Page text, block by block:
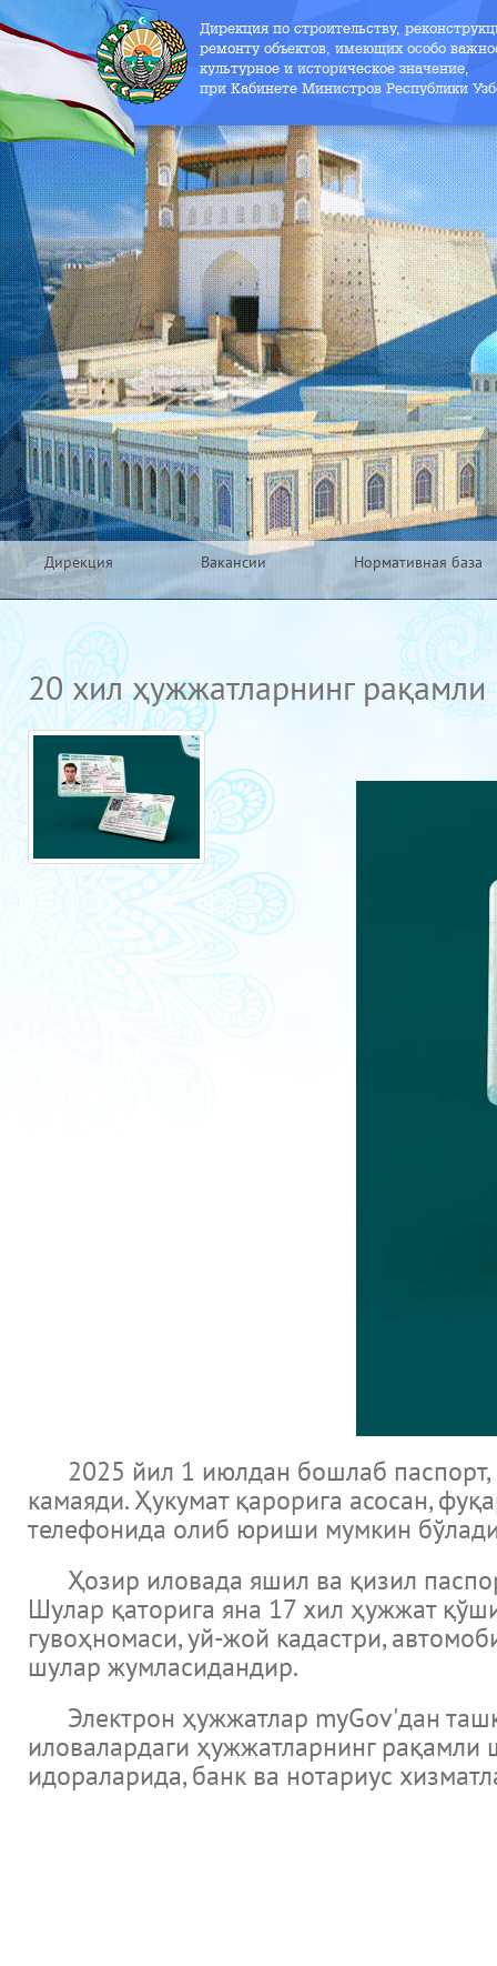
Дирекция по строительству,
ремонту объектов, имеющих особо
культурное и историческое значение,
при Кабинете Министров Республики
Дирекция Вакансии Нормативная база
20 хил ҳужжатларнинг
2025 йил 1 июлдан бошлаб паспорт,
камаяди. Ҳукумат қарорига асосан,
телефонида олиб юриши мумкин
Ҳозир иловада яшил ва қизил
Шулар қаторига яна 17 хил ҳужжат
гувоҳномаси, уй-жой кадастри,
шулар жумласидандир.
Электрон ҳужжатлар myGov'дан
иловалардаги ҳужжатларнинг
идораларида, банк ва нотариус
Новости